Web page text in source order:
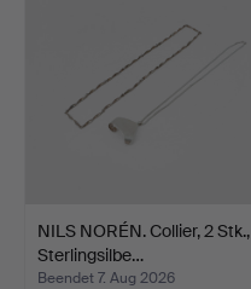
NILS NORÉN. Collier, 2 Stk.,
Sterlingsilbe…
Beendet 7. Aug 2026